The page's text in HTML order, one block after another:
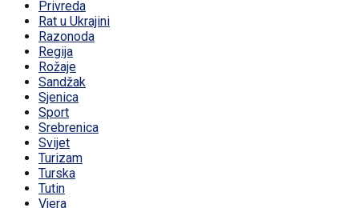
Privreda
Rat u Ukrajini
Razonoda
Regija
Rožaje
Sandžak
Sjenica
Sport
Srebrenica
Svijet
Turizam
Turska
Tutin
Vjera